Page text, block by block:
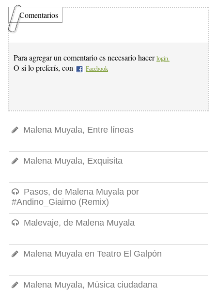
Comentarios
Para agregar un comentario es necesario hacer login.
O si lo preferís, con Facebook
Malena Muyala, Entre líneas
Malena Muyala, Exquisita
Pasos, de Malena Muyala por
#Andino_Giaimo (Remix)
Malevaje, de Malena Muyala
Malena Muyala en Teatro El Galpón
Malena Muyala, Música ciudadana